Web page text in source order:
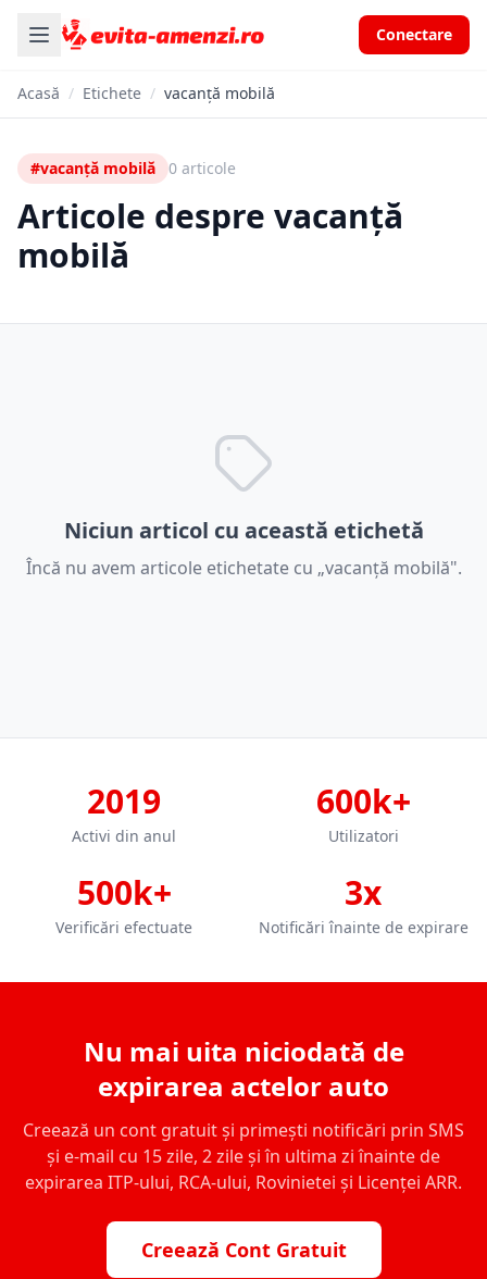
Conectare
Acasă / Etichete / vacanță mobilă
#vacanță mobilă 0 articole
Articole despre vacanță
mobilă
Niciun articol cu această etichetă
Încă nu avem articole etichetate cu „vacanță mobilă".
2019
Activi din anul
600k+
Utilizatori
500k+
Verificări efectuate
3x
Notificări înainte de expirare
Nu mai uita niciodată de
expirarea actelor auto
Creează un cont gratuit și primești notificări prin SMS
și e-mail cu 15 zile, 2 zile și în ultima zi înainte de
expirarea ITP-ului, RCA-ului, Rovinietei și Licenței ARR.
Creează Cont Gratuit